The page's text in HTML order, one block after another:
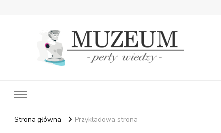
Strona główna Przykładowa strona